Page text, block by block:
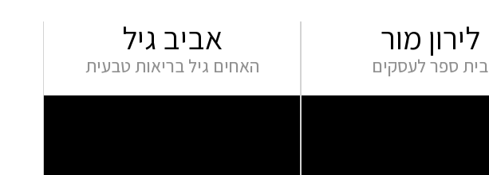
לירון מור
בית ספר לעסקים
אביב גיל
האחים גיל בריאות טבעית